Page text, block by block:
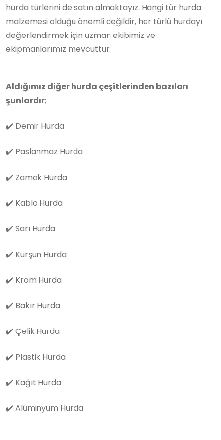
hurda türlerini de satın almaktayız. Hangi tür hurda
malzemesi olduğu önemli değildir, her türlü hurdayı
değerlendirmek için uzman ekibimiz ve
ekipmanlarımız mevcuttur.
Aldığımız diğer hurda çeşitlerinden bazıları
şunlardır;
✔️ Demir Hurda
✔️ Paslanmaz Hurda
✔️ Zamak Hurda
✔️ Kablo Hurda
✔️ Sarı Hurda
✔️ Kurşun Hurda
✔️ Krom Hurda
✔️ Bakır Hurda
✔️ Çelik Hurda
✔️ Plastik Hurda
✔️ Kağıt Hurda
✔️ Alüminyum Hurda